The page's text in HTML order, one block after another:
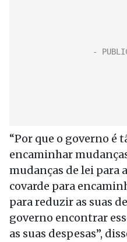
“Por que o governo é
encaminhar
mudanças de lei para
covarde para
para reduzir as suas
governo encontrar
as suas despesas”,